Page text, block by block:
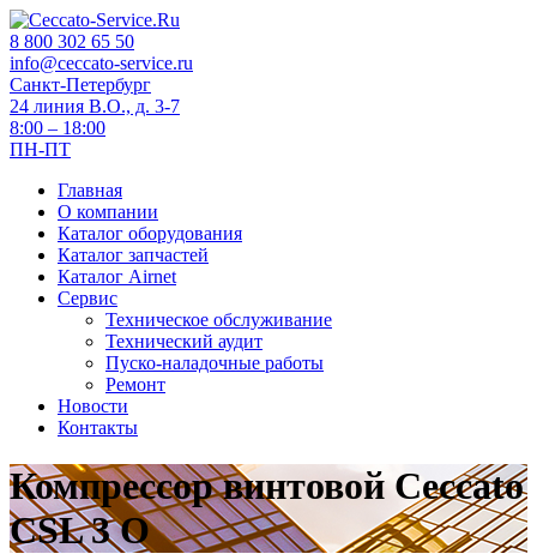
8 800 302 65 50
info@ceccato-service.ru
Санкт-Петербург
24 линия В.О., д. 3-7
8:00 – 18:00
ПН-ПТ
Главная
О компании
Каталог оборудования
Каталог запчастей
Каталог Airnet
Сервис
Техническое обслуживание
Технический аудит
Пуско-наладочные работы
Ремонт
Новости
Контакты
Компрессор винтовой Ceccato
CSL 3 O